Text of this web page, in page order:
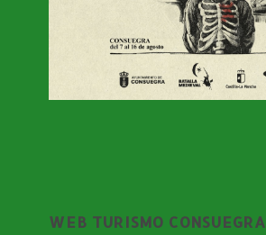
WEB TURISMO CONSUEGRA